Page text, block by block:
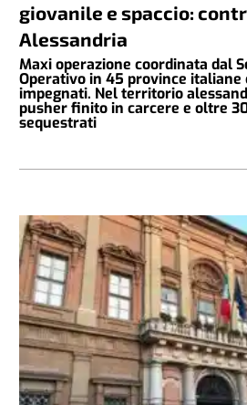
giovanile e spaccio:
Alessandria
Maxi operazione coordinata dal
Operativo in 45 province
impegnati. Nel territorio
pusher finito in carcere e oltre
sequestrati